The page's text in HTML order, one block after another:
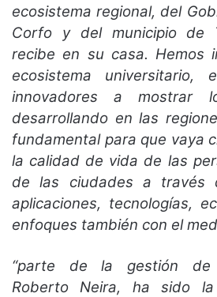
ecosistema regional, del
Corfo y del municipio de
recibe en su casa. Hemos
ecosistema universitario,
innovadores a mostrar
desarrollando en las
fundamental para que vaya
la calidad de vida de las
de las ciudades a través
aplicaciones, tecnologías,
enfoques también con el
“parte de la gestión de
Roberto Neira, ha sido